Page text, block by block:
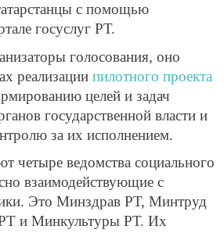
с помощью
госуслуг РТ.
голосования, оно
реализации пилотного проекта
целей и задач
государственной власти и
за их исполнением.
четыре ведомства социального
взаимодействующие с
Это Минздрав РТ, Минтруд
и Минкультуры РТ. Их